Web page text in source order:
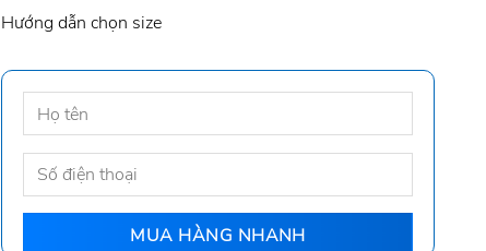
Hướng dẫn chọn size